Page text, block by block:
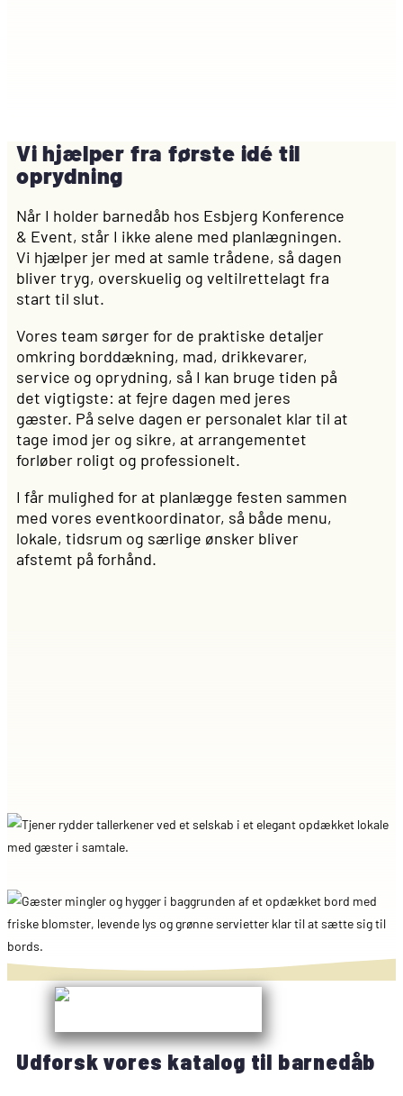
Vi hjælper fra første idé til
oprydning
Når I holder barnedåb hos Esbjerg Konference
& Event, står I ikke alene med planlægningen.
Vi hjælper jer med at samle trådene, så dagen
bliver tryg, overskuelig og veltilrettelagt fra
start til slut.
Vores team sørger for de praktiske detaljer
omkring borddækning, mad, drikkevarer,
service og oprydning, så I kan bruge tiden på
det vigtigste: at fejre dagen med jeres
gæster. På selve dagen er personalet klar til at
tage imod jer og sikre, at arrangementet
forløber roligt og professionelt.
I får mulighed for at planlægge festen sammen
med vores eventkoordinator, så både menu,
lokale, tidsrum og særlige ønsker bliver
afstemt på forhånd.
Udforsk vores katalog til barnedåb